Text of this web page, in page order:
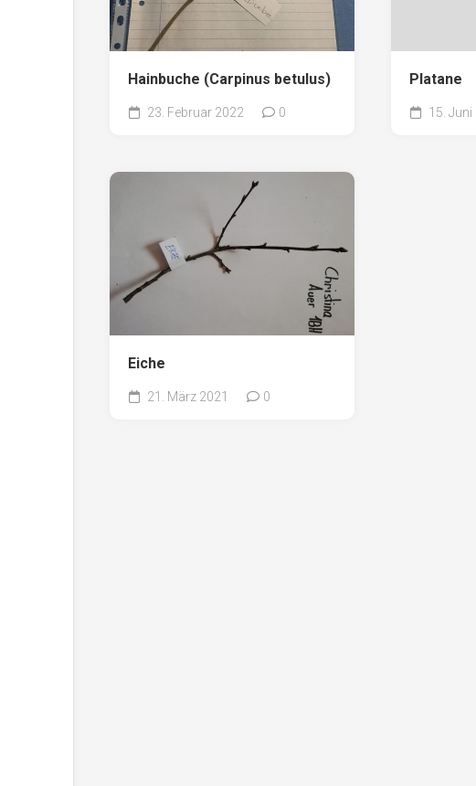
Hainbuche (Carpinus betulus)
23. Februar 2022 0
Platane
15. Juni
Eiche
21. März 2021 0